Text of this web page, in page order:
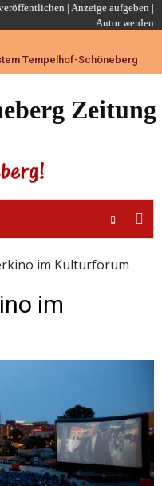
| Anzeige aufgeben |
Autor werden
Zeitung
im Kulturforum
im